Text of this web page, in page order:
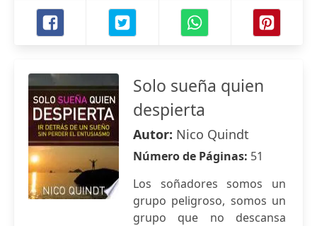
Solo sueña quien
despierta
Autor: Nico Quindt
Número de Páginas: 51
Los soñadores somos un
grupo peligroso, somos un
grupo que no descansa